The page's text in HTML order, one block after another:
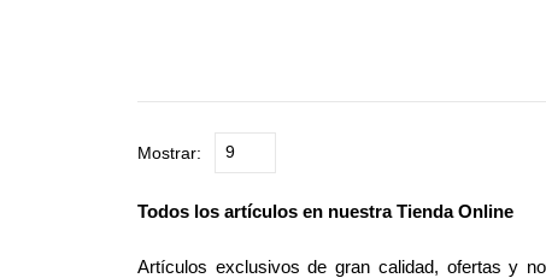
Mostrar:
Todos los artículos en nuestra Tienda Online
Artículos exclusivos de gran calidad, ofertas y